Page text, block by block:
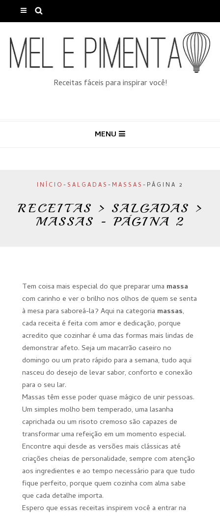
Receitas fáceis para inspirar você!
MENU
INÍCIO - SALGADAS - MASSAS - PÁGINA 2
RECEITAS > SALGADAS >
MASSAS - PÁGINA 2
Tem coisa mais especial do que preparar uma massa
com carinho e ver o brilho nos olhos de quem se senta
à mesa para saboreá-la? Aqui na categoria massas,
cada receita é feita com amor e dedicação, porque
acredito que cozinhar é uma das formas mais lindas de
demonstrar afeto. Seja um macarrão caseiro no
domingo ou um prato rápido para a semana, tudo aqui
nasceu do desejo de levar sabor, conforto e conexão
para o seu lar.
Massas têm esse poder quase mágico de unir pessoas.
Um simples molho bem temperado, uma lasanha
caprichada ou um risoto cremoso são capazes de
transformar uma refeição em um momento especial.
Encontre aqui desde as versões mais clássicas até
criações cheias de personalidade, sempre com atenção
aos ingredientes e ao tempo necessário para que tudo
fique perfeito, porque quem cozinha com alma sabe
que cada detalhe importa.
Espero que essas receitas inspirem você a entrar na